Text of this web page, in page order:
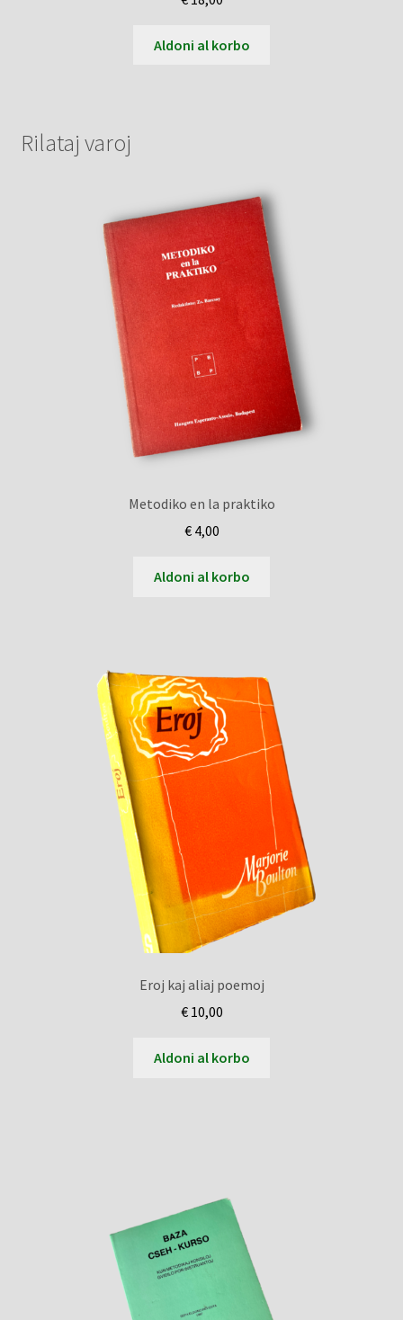
Aldoni al korbo
Rilataj varoj
Metodiko en la praktiko
€4,00
Aldoni al korbo
Eroj kaj aliaj poemoj
€10,00
Aldoni al korbo